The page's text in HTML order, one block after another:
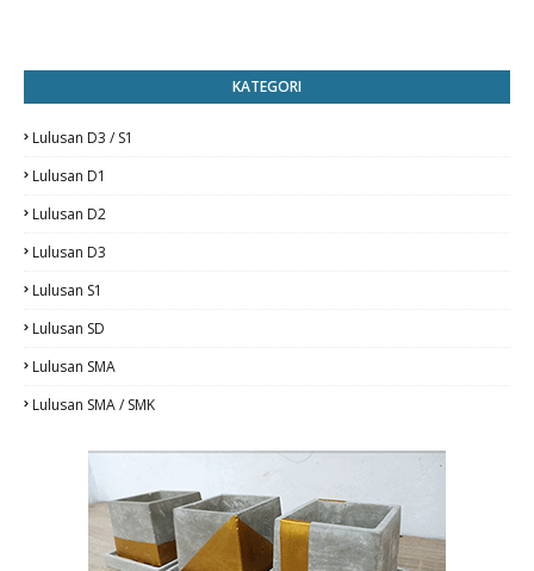
KATEGORI
Lulusan D3 / S1
Lulusan D1
Lulusan D2
Lulusan D3
Lulusan S1
Lulusan SD
Lulusan SMA
Lulusan SMA / SMK